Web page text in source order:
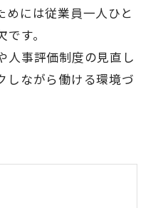
めには従業員一人ひと
す。
人事評価制度の見直し
しながら働ける環境づ